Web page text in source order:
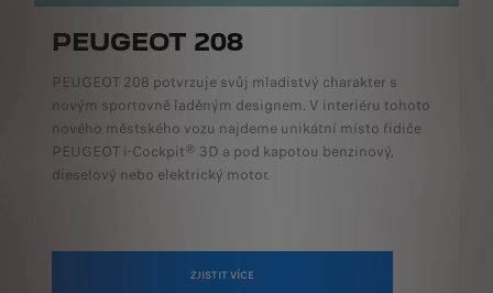
PEUGEOT 208
PEUGEOT 208 potvrzuje svůj mladistvý charakter s
novým sportovně laděným designem. V interiéru tohoto
nového městského vozu najdeme unikátní místo řidiče
PEUGEOT i-Cockpit® 3D a pod kapotou benzinový,
dieselový nebo elektrický motor.
ZJISTIT VÍCE